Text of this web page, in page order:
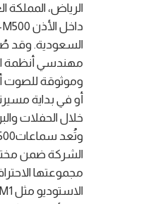
السعودية. وقد
مهندسي أنظمة
وموثوقة للصوت
أو في بداية
خلال الحفلات
الشركة ضمن
مجموعتها